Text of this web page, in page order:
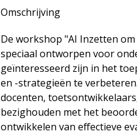
Omschrijving
De workshop "AI Inzetten
speciaal ontworpen voor
geïnteresseerd zijn in het
en -strategieën te
docenten,
bezighouden met het
ontwikkelen van effectieve